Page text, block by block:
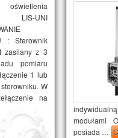
LIS-UNI
: Sterownik
zasilany z 3
pomiaru
1 lub
W
na
modułami
posiada …